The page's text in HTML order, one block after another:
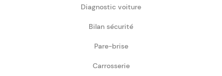
Diagnostic voiture
Bilan sécurité
Pare-brise
Carrosserie